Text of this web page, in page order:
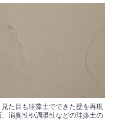
た目も珪藻土でできた壁を再現
消臭性や調湿性などの珪藻土の